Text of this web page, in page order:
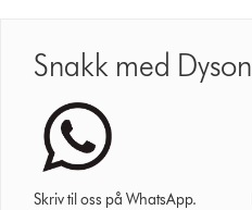
Snakk med Dyson
Skriv til oss på WhatsApp.